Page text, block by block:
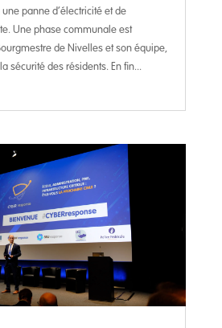
panne d’électricité et de
Une phase communale est
de Nivelles et son équipe,
sécurité des résidents. En fin...